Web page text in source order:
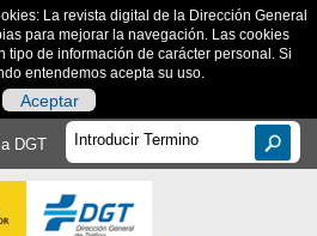
La revista digital de la Dirección General
para mejorar la navegación. Las cookies
tipo de información de carácter personal. Si
entendemos acepta su uso.
Aceptar
DGT